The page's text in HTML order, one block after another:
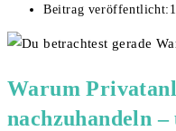
Beitrag veröffentlicht:
Warum
nachzuhandeln –